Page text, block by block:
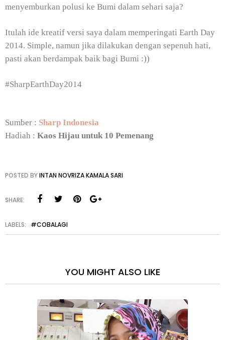
menyemburkan polusi ke Bumi dalam sehari saja?
Itulah ide kreatif versi saya dalam memperingati Earth Day
2014. Simple, namun jika dilakukan dengan sepenuh hati,
pasti akan berdampak baik bagi Bumi :))
#SharpEarthDay2014
Sumber : Sharp Indonesia
Hadiah : Kaos Hijau untuk 10 Pemenang
POSTED BYINTAN NOVRIZA KAMALA SARI
SHARE:
LABELS: #COBALAGI
YOU MIGHT ALSO LIKE